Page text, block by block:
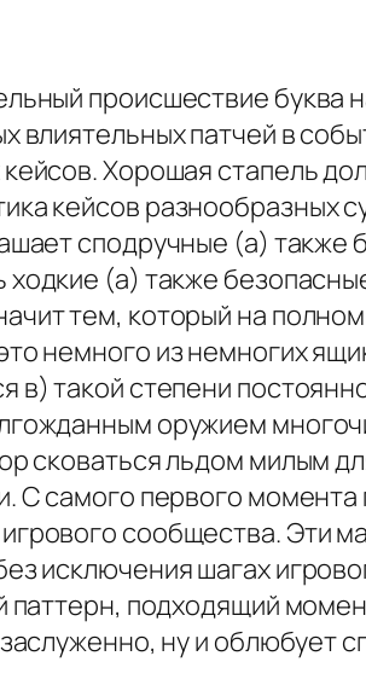
происшествие буква
влиятельных патчей в
Хорошая стапель
кейсов разнообразных
сподручные (а)
(а) также
тем, который на
немного из немногих
в) такой степени
оружием
сковаться льдом милым
С самого первого момента
сообщества. Эти
исключения шагах
паттерн, подходящий
ну и облюбует